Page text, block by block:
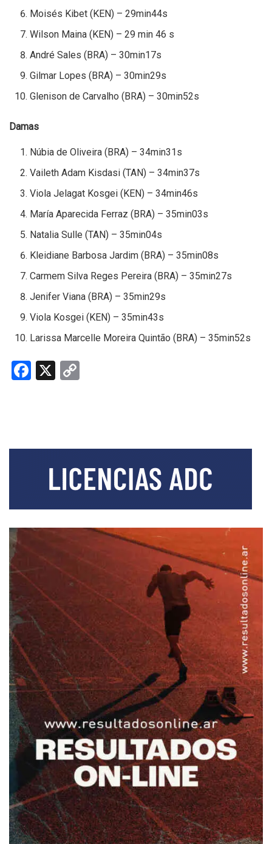
Moisés Kibet (KEN) – 29min44s
Wilson Maina (KEN) – 29 min 46 s
André Sales (BRA) – 30min17s
Gilmar Lopes (BRA) – 30min29s
Glenison de Carvalho (BRA) – 30min52s
Damas
Núbia de Oliveira (BRA) – 34min31s
Vaileth Adam Kisdasi (TAN) – 34min37s
Viola Jelagat Kosgei (KEN) – 34min46s
María Aparecida Ferraz (BRA) – 35min03s
Natalia Sulle (TAN) – 35min04s
Kleidiane Barbosa Jardim (BRA) – 35min08s
Carmem Silva Reges Pereira (BRA) – 35min27s
Jenifer Viana (BRA) – 35min29s
Viola Kosgei (KEN) – 35min43s
Larissa Marcelle Moreira Quintão (BRA) – 35min52s
F
o
X
n
k